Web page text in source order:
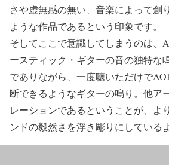
さや虚無感の無い、音楽によって創
ような作品であるという印象です。
そしてここで意識してしまうのは、
ースティック・ギターの音の独特な
でありながら、一度聴いただけで
断できるようなギターの鳴り。他ア
レーションであるということが、よ
ンドの毅然さを浮き彫りにしている